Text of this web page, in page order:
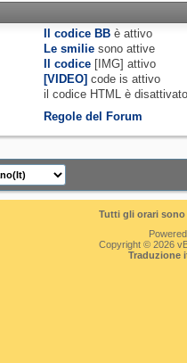
Il codice BB èattivo
Le smilie sono attive
Il codice [IMG]attivo
[VIDEO] code isattivo
il codice HTML è
Regole del Forum
Tutti gli orari
Copyright © 2026
Traduzione